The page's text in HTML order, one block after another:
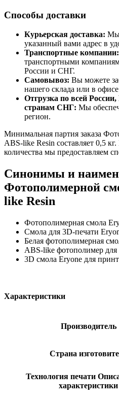
Способы доставки
Курьерская доставка: Мы
указанный вами адрес в
Транспортные компании:
транспортными
России и СНГ.
Самовывоз: Вы можете
нашего склада или в
Отгрузка по всей
странам СНГ: Мы
регион.
Минимальная партия заказа
ABS-like Resin составляет 0,5
количества мы предоставляем
Синонимы и
Фотополимерной
like Resin
Фотополимерная смола
Смола для 3D-печати
Белая фотополимерная
ABS-like фотополимер для
3D смола Eryone для
Характеристики
Производитель
Страна
Технология печати
характеристики